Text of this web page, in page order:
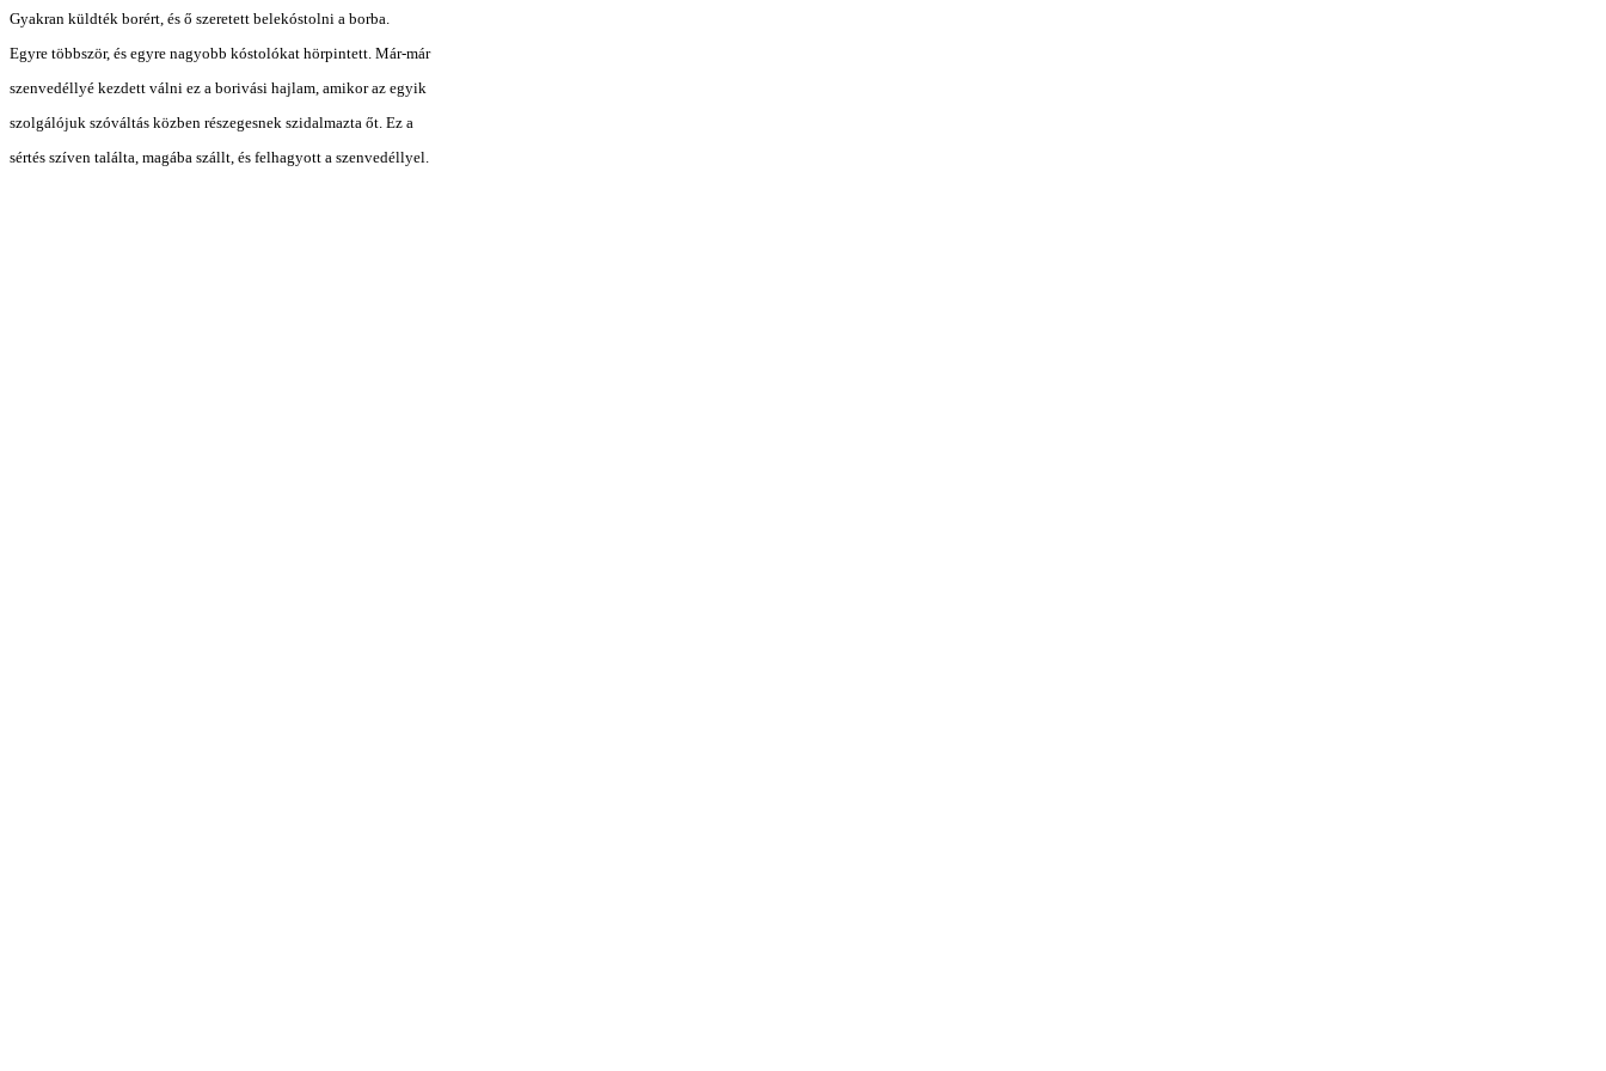
Gyakran küldték borért, és ő szeretett belekóstolni a borba.
Egyre többször, és egyre nagyobb kóstolókat hörpintett. Már-már
szenvedéllyé kezdett válni ez a borivási hajlam, amikor az egyik
szolgálójuk szóváltás közben részegesnek szidalmazta őt. Ez a
sértés szíven találta, magába szállt, és felhagyott a szenvedéllyel.